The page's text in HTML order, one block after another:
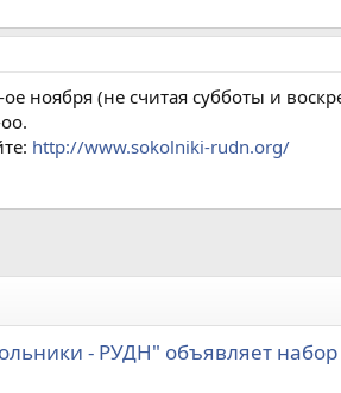
ноября (не считая субботы и
http://www.sokolniki-rudn.org/
- РУДН" объявляет